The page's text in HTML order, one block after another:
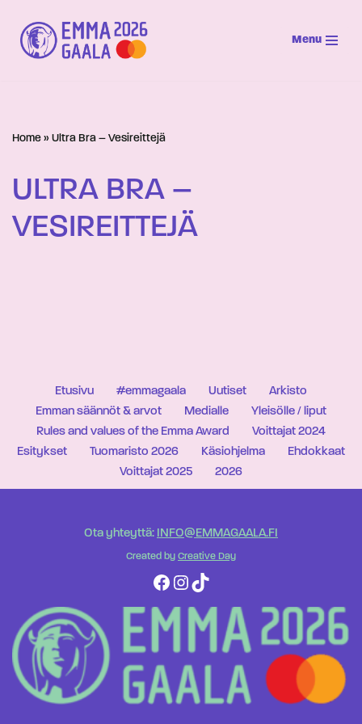
Siirry
suoraan
Menu
Home » Ultra Bra – Vesireittejä
ULTRA BRA –
VESIREITTEJÄ
Etusivu #emmagaala Uutiset
Arkisto
Emman säännöt & arvot
Medialle
Yleisölle / liput
Rules and values of the Emma Award
Voittajat 2024
Esitykset
Tuomaristo 2026 Käsiohjelma
Ehdokkaat
Voittajat 2025
2026
Ota yhteyttä: INFO@EMMAGAALA.FI
Created by Creative Day